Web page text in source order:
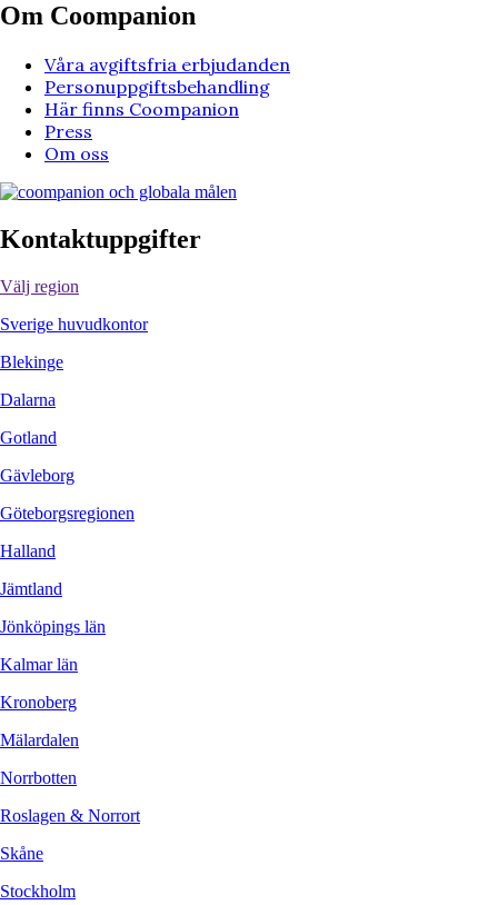
Om Coompanion
Våra avgiftsfria erbjudanden
Personuppgiftsbehandling
Här finns Coompanion
Press
Om oss
Kontaktuppgifter
Välj region
Sverige huvudkontor
Blekinge
Dalarna
Gotland
Gävleborg
Göteborgsregionen
Halland
Jämtland
Jönköpings län
Kalmar län
Kronoberg
Mälardalen
Norrbotten
Roslagen & Norrort
Skåne
Stockholm